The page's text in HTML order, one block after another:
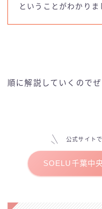
BeatPilates
Pilates Mee
ということがわかりま
順に解説していくので
公式サイト
SOELU千葉中